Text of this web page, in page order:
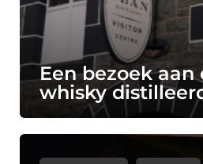
Een bezoek aan
whisky